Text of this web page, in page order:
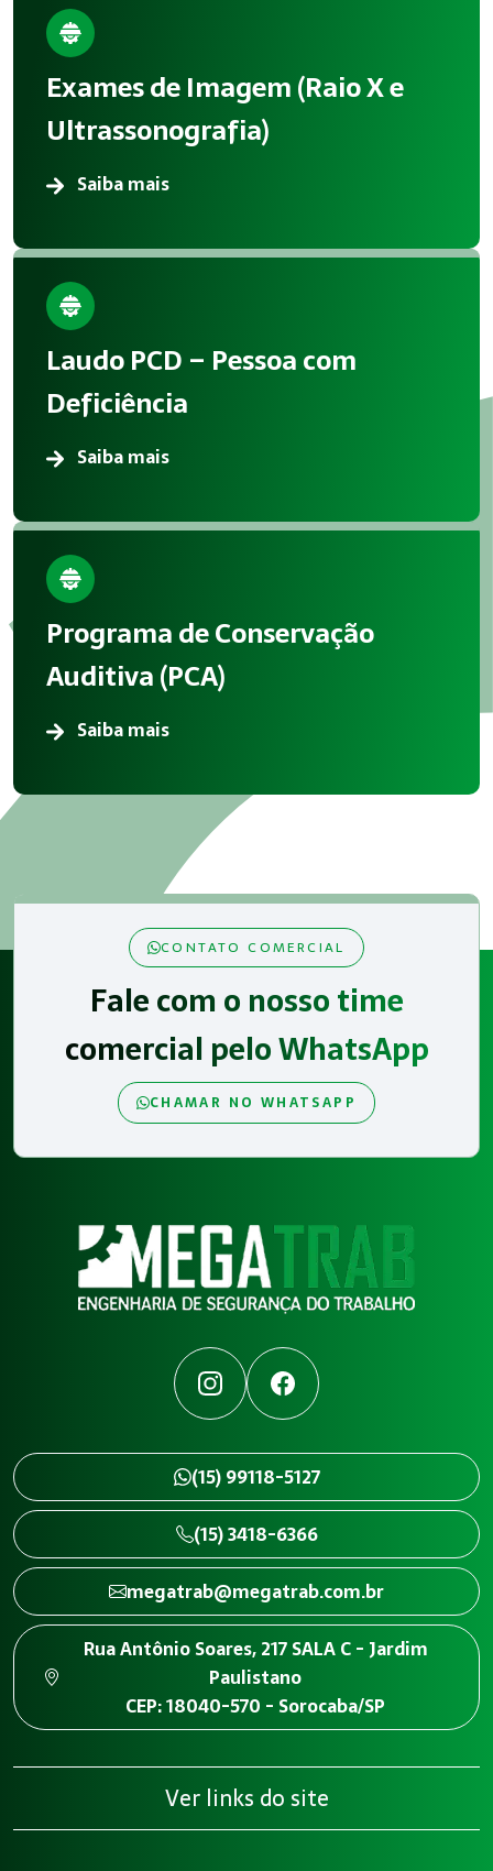
Exames de Imagem (Raio X e
Ultrassonografia)
Saiba mais
Laudo PCD – Pessoa com
Deficiência
Saiba mais
Programa de Conservação
Auditiva (PCA)
Saiba mais
CONTATO COMERCIAL
Fale com o nosso time
comercial pelo WhatsApp
CHAMAR NO WHATSAPP
InstagramFacebook
(15) 99118-5127
(15) 3418-6366
megatrab@megatrab.com.br
Rua Antônio Soares, 217 SALA C - Jardim
Paulistano
CEP: 18040-570 - Sorocaba/SP
Ver links do site